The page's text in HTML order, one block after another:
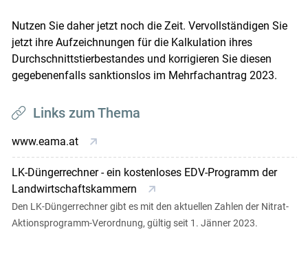
Nutzen Sie daher jetzt noch die Zeit. Vervollständigen Sie
jetzt ihre Aufzeichnungen für die Kalkulation ihres
Durchschnittstierbestandes und korrigieren Sie diesen
gegebenenfalls sanktionslos im Mehrfachantrag 2023.
Links zum Thema
www.eama.at
LK-Düngerrechner - ein kostenloses EDV-Programm der
Landwirtschaftskammern
Den LK-Düngerrechner gibt es mit den aktuellen Zahlen der Nitrat-
Aktionsprogramm-Verordnung, gültig seit 1. Jänner 2023.